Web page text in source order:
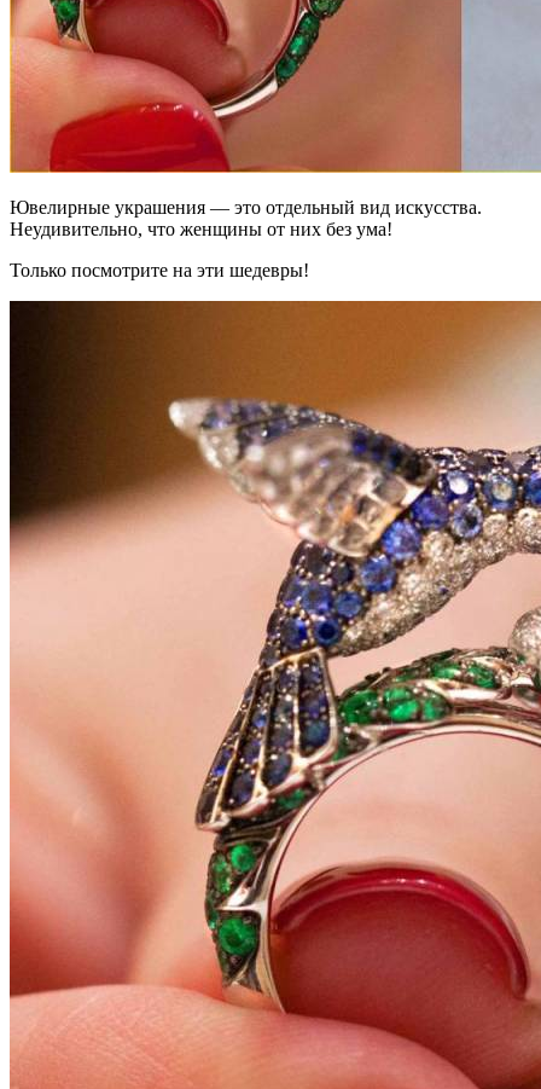
Ювелирные украшения — это отдельный вид искусства.
Неудивительно, что женщины от них без ума!
Только посмотрите на эти шедевры!